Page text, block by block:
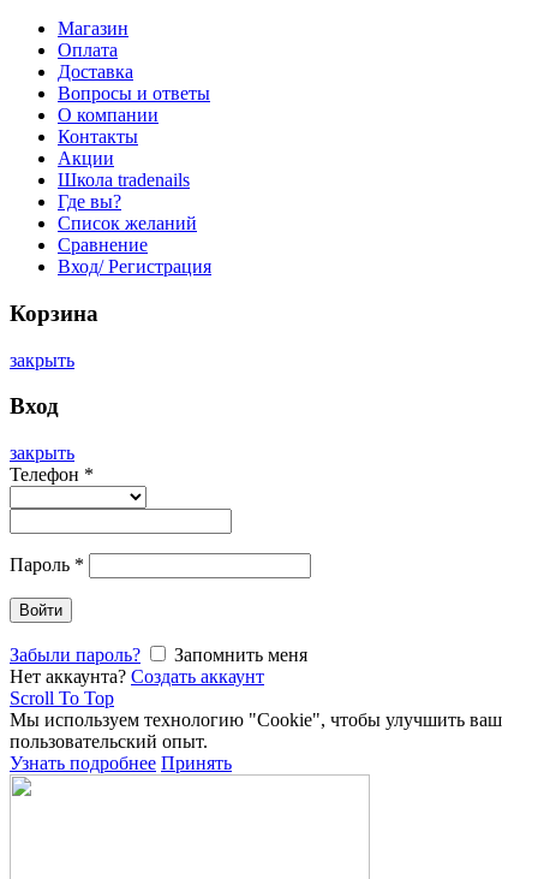
Магазин
Оплата
Доставка
Вопросы и ответы
О компании
Контакты
Акции
Школа tradenails
Где вы?
Список желаний
Сравнение
Вход/ Регистрация
Корзина
закрыть
Вход
закрыть
Телефон *
Пароль *
Войти
Забыли пароль?
Запомнить меня
Нет аккаунта? Создать аккаунт
Scroll To Top
Мы используем технологию "Cookie", чтобы улучшить ваш
пользовательский опыт.
Узнать подробнее Принять